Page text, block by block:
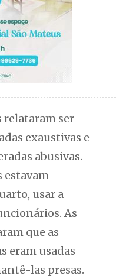
relataram ser
exaustivas e
abusivas.
estavam
usar a
As
que as
eram usadas
las presas.